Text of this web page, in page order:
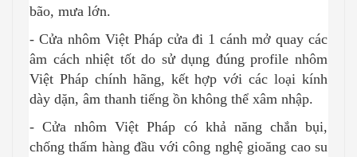
bão, mưa lớn.
- Cửa nhôm Việt Pháp cửa đi 1 cánh mở quay các
âm cách nhiệt tốt do sử dụng đúng profile nhôm
Việt Pháp chính hãng, kết hợp với các loại kính
dày dặn, âm thanh tiếng ồn không thể xâm nhập.
- Cửa nhôm Việt Pháp có khả năng chắn bụi,
chống thấm hàng đầu với công nghệ gioăng cao su